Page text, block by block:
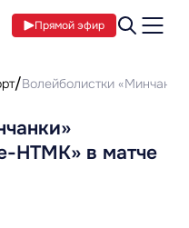
Прямой эфир
Волейболистки
НТМК» в матче